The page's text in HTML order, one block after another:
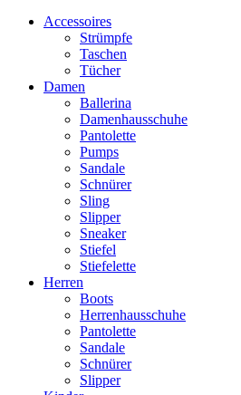
Accessoires
Strümpfe
Taschen
Tücher
Damen
Ballerina
Damenhausschuhe
Pantolette
Pumps
Sandale
Schnürer
Sling
Slipper
Sneaker
Stiefel
Stiefelette
Herren
Boots
Herrenhausschuhe
Pantolette
Sandale
Schnürer
Slipper